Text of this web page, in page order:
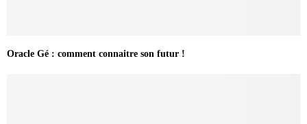
Oracle Gé : comment connaitre son futur !